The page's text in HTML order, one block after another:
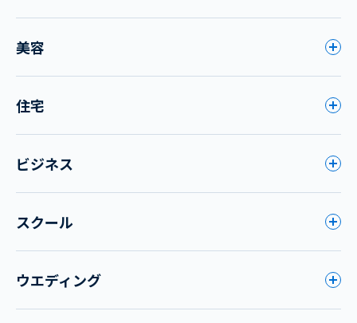
美容
住宅
ビジネス
スクール
ウエディング